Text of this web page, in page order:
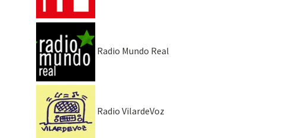
Radio Mundo Real
Radio VilardeVoz